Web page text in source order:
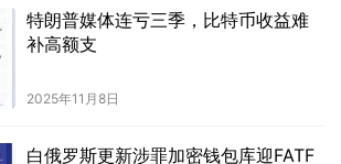
特朗普媒体连亏三季，比特币收益难
补高额支
2025年11月8日
白俄罗斯更新涉罪加密钱包库迎FATF